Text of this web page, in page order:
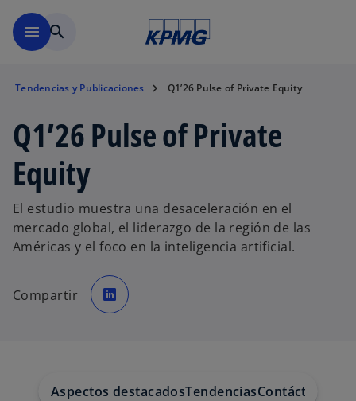
menu search
Tendencias y Publicaciones Q1’26 Pulse of Private Equity
Q1’26 Pulse of Private
Equity
El estudio muestra una desaceleración en el
mercado global, el liderazgo de la región de las
Américas y el foco en la inteligencia artificial.
Compartir p
e
a
Aspectos destacadosTendenciasContáctenos